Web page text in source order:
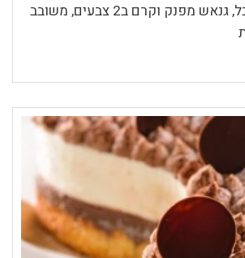
פחזניות עם קרמבל, גנאש מפנק וקרם ב2 צבעים, משובב